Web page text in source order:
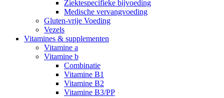
Ziektespecifieke bijvoeding
Medische vervangvoeding
Gluten-vrije Voeding
Vezels
Vitamines & supplementen
Vitamine a
Vitamine b
Combinatie
Vitamine B1
Vitamine B2
Vitamine B3/PP